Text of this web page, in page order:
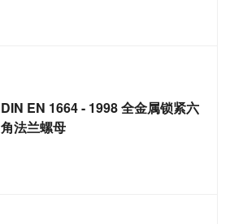
DIN EN 1664 - 1998 全金属锁紧六
角法兰螺母